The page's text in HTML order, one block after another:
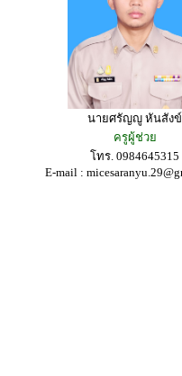
นายศรัญญู หันสังข์
ครูผู้ช่วย
โทร. 0984645315
E-mail :